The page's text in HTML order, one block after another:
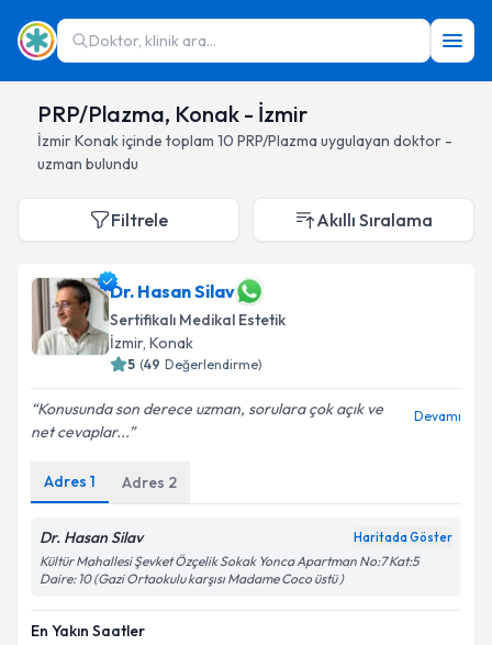
Doktor, klinik ara...
PRP/Plazma, Konak - İzmir
İzmirKonakiçinde toplam 10 PRP/Plazma uygulayan doktor -
uzman bulundu
Filtrele Akıllı Sıralama
Dr. Hasan Silav
Sertifikalı Medikal Estetik
İzmir, Konak
5 (49 Değerlendirme)
Konusunda son derece uzman, sorulara çok açık ve
net cevaplar...
Devamı
Adres 1 Adres 2
Dr. Hasan Silav Haritada Göster
Kültür Mahallesi Şevket Özçelik Sokak Yonca Apartman No:7 Kat:5
Daire: 10 (Gazi Ortaokulu karşısı Madame Coco üstü )
En Yakın Saatler